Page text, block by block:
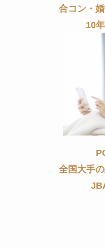
合コン・
10
全国大手